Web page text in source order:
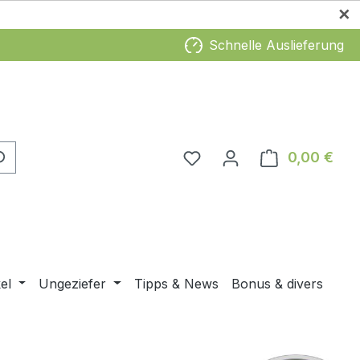
✕
Schnelle Auslieferung
0,00 €
Ungeziefer Tipps & News Bonus & divers